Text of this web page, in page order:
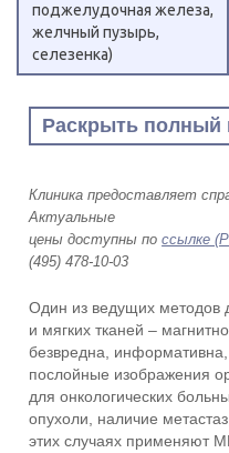
поджелудочная железа,
желчный пузырь,
селезенка)
Раскрыть полный
Клиника предоставляет
Актуальные
цены доступны поссылке
(495) 478-10-03
Один из ведущих методов
и мягких тканей –
безвредна, информативна,
послойные изображения
для онкологических
опухоли, наличие
этих случаях применяют